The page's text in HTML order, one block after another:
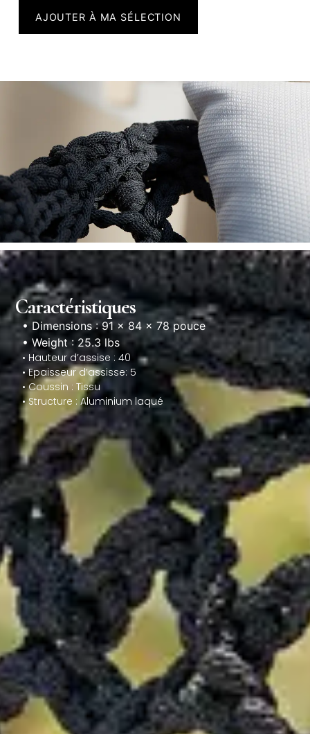
AJOUTER À MA SÉLECTION
Caractéristiques
• Dimensions : 91 × 84 × 78 pouce
• Weight : 25.3 lbs
• Hauteur d’assise : 40
• Epaisseur d’assisse: 5
• Coussin : Tissu
• Structure : Aluminium laqué